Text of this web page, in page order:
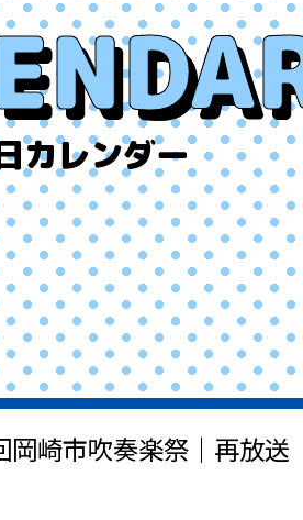
カレンダー
岡崎市吹奏楽祭｜再放送